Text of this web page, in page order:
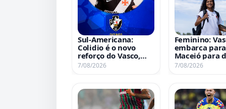
Sul-Americana:
Colidio é o novo
reforço do Vasco,
confira detalhes da
7/08/2026
Feminino:
embarca para
Maceió para
contra o UDA
7/08/2026